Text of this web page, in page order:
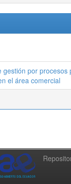
gestión por
el área comercial